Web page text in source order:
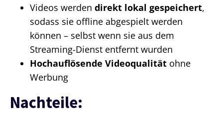
Videos werden direkt lokal gespeichert,
sodass sie offline abgespielt werden
können – selbst wenn sie aus dem
Streaming-Dienst entfernt wurden
Hochauflösende Videoqualität ohne
Werbung
Nachteile: